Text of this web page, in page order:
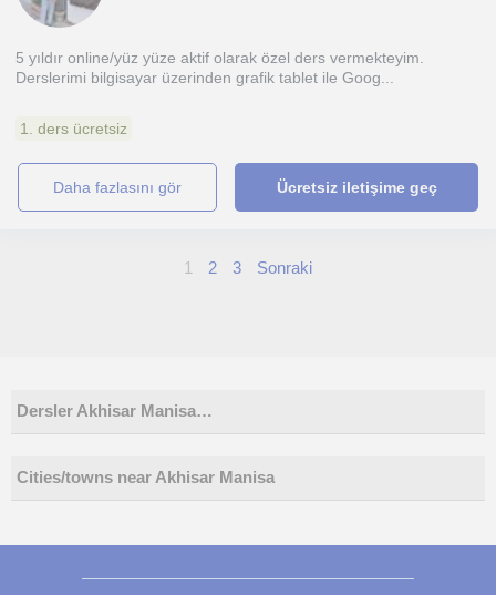
5 yıldır online/yüz yüze aktif olarak özel ders vermekteyim.
Derslerimi bilgisayar üzerinden grafik tablet ile Goog...
1. ders ücretsiz
daha fazlasını gör Ücretsiz iletişime geç
1 2 3 Sonraki
Dersler Akhisar Manisa…
Cities/towns near Akhisar Manisa